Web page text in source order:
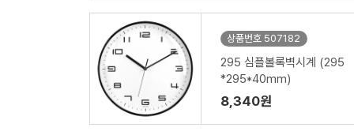
상품번호 507182
295 심플볼록벽시계 (295
*295*40mm)
8,340원